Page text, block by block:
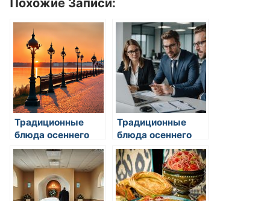
Традиционные
блюда осеннего
меню
Традиционные
блюда осеннего
меню